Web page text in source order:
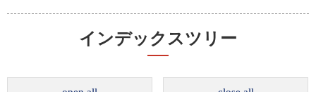
インデックスツリー